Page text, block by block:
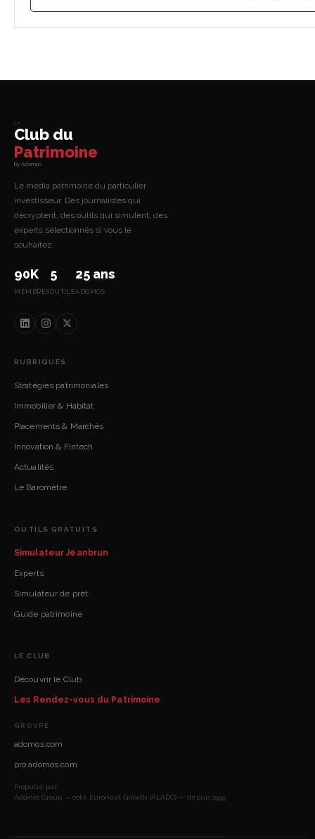
Le
Club du
Patrimoine
by Adomos
Le média patrimoine du particulier
investisseur. Des journalistes qui
décryptent, des outils qui simulent, des
experts sélectionnés si vous le
souhaitez.
90K
MEMBRES
5
OUTILS
25 ans
ADOMOS
RUBRIQUES
Stratégies patrimoniales
Immobilier & Habitat
Placements & Marchés
Innovation & Fintech
Actualités
Le Baromètre
OUTILS GRATUITS
Simulateur Jeanbrun
Experts
Simulateur de prêt
Guide patrimoine
LE CLUB
Découvrir le Club
Les Rendez-vous du Patrimoine
GROUPE
adomos.com
pro.adomos.com
Propulsé par
Adomos Group — coté Euronext Growth (ALADO) — depuis 1999